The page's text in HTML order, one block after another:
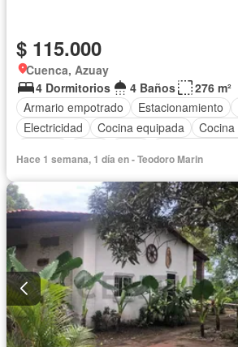
$ 115.000
Cuenca, Azuay
4 Dormitorios
4 Baños
276 m²
Armario empotrado
Estacionamiento
Electricidad
Cocina equipada Cocina
Jardín
Balcón Sin amoblar
Hace 1 semana, 1 día en - Teodoro Marin